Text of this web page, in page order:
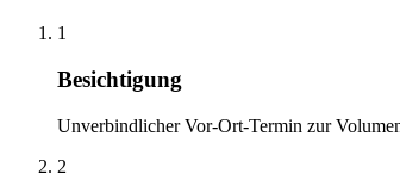
1
Besichtigung
Unverbindlicher Vor-Ort-Termin zur
2